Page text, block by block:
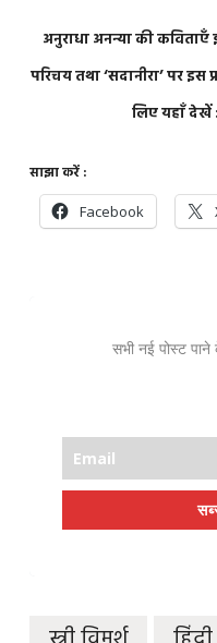
अनुराधा अनन्या की
परिचय तथा ‘सदानीरा’ पर
लिए यहाँ
साझा करें :
Facebook
सभी नई पोस्ट